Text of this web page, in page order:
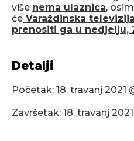
više nema ulaznica,
će Varaždinska
prenositi ga u nedjelju,
Detalji
Početak: 18. travanj 2021
Završetak: 18. travanj